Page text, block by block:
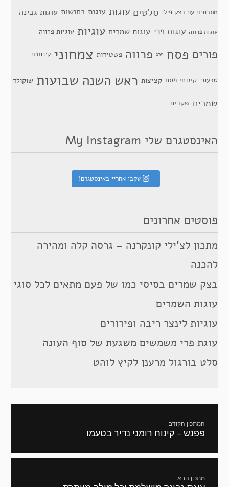
מתכונים עם בצק פילו סלטים עוגות עוגות בחושות עוגות גבינה
עוגות פרווה עוגות פרי עוגות שמרים עוגיות עוגיות פרווה
פורים פסח פרג פרווה פשטידות צמחוני קינוחים
טבעוני קינוחי פסח קציצות ראש השנה שבועות שוקולד
שמרים שקדים
האינסטגרם שלי My Instagram
עקבו אחריי באינסטגרם!
פוסטים אחרונים
מתכון לצ’ילי קונקרנה – גרסה קלה ומהירה
להכנה
בצק שמרים בסיסי כמו של פעם מתאים לכל סוגי
עוגות השמרים
עוגיות לינצר ריבה ופירורים
עוגת פרי משמשים משגעת של סוף העונה
סלט בורגול מרענן לקיץ לוהט
המתכון הקודם
מתכון
פפנש – קינוח רומני נדיר בטעמו
מתכון הבא